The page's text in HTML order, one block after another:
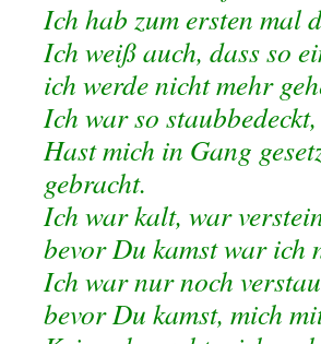
Ich hab zum ersten mal
Ich weiß auch, dass so
ich werde nicht mehr
Ich war so
Hast mich in Gang
gebracht.
Ich war kalt, war
bevor Du kamst war ich
Ich war nur noch
bevor Du kamst, mich